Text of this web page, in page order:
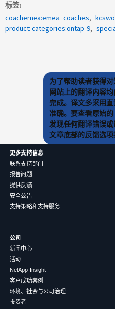
标签
coachemea:emea_coaches
product-categories:ontap-9
为了帮助读者获得
网站上的翻译内容
完成。译文多采用
准确。要查看原始
发现任何翻译错误
文章底部的反馈选项
更多支持信息
联系支持部门
报告问题
提供反馈
安全公告
支持策略和支持服务
公司
新闻中心
活动
NetApp Insight
客户成功案例
环境、社会与公司治理
投资者